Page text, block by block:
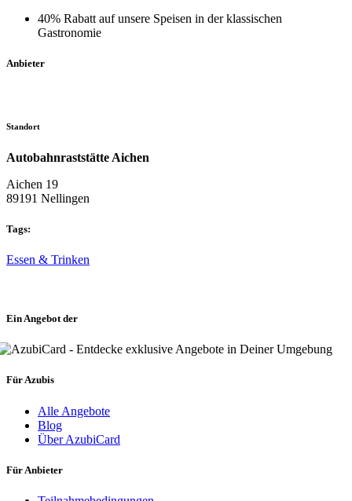
40% Rabatt auf unsere Speisen in der klassischen
Gastronomie
Anbieter
Standort
Autobahnraststätte Aichen
Aichen 19
89191 Nellingen
Tags:
Essen & Trinken
Ein Angebot der
Für Azubis
Alle Angebote
Blog
Über AzubiCard
Für Anbieter